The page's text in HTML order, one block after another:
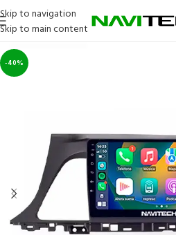
Skip to navigation
Skip to main content
-40%